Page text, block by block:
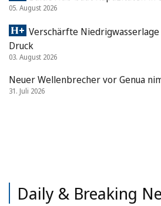
05. August 2026
Verschärfte
Druck
03. August 2026
Neuer Wellenbrecher vor Genua
31. Juli 2026
Daily & Breaking